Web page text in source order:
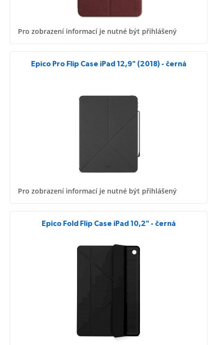
Pro zobrazení informací je nutné být přihlášený
Epico Pro Flip Case iPad 12,9" (2018) - černá
Pro zobrazení informací je nutné být přihlášený
Epico Fold Flip Case iPad 10,2" - černá